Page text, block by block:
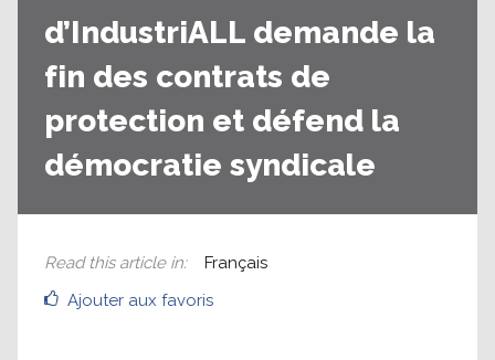
d’IndustriALL demande la
fin des contrats de
protection et défend la
démocratie syndicale
Ajouter aux favoris
Read this article in: Français